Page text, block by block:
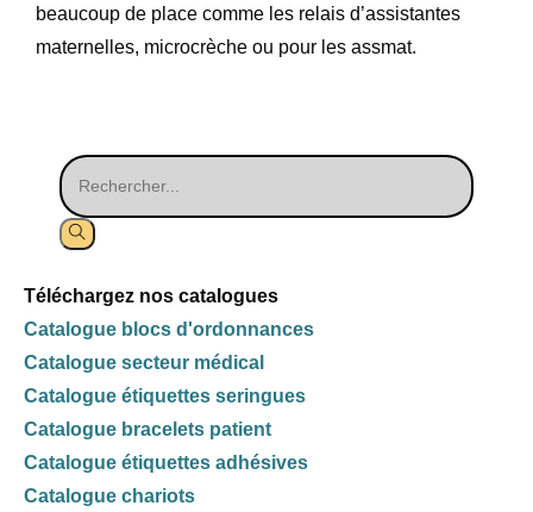
beaucoup de place comme les relais d’assistantes
maternelles, microcrèche ou pour les assmat.
Téléchargez nos catalogues
Catalogue blocs d'ordonnances
Catalogue secteur médical
Catalogue étiquettes seringues
Catalogue bracelets patient
Catalogue étiquettes adhésives
Catalogue chariots